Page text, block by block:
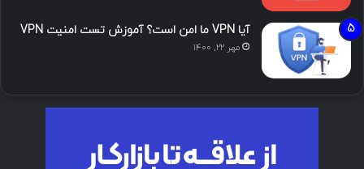
آیا VPN ما امن است؟ آموزش تست امنیت VPN
مهر ۲۲, ۱۴۰۰